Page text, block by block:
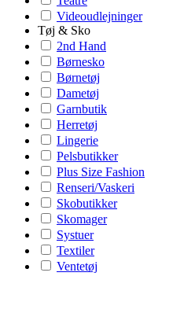
Videoudlejninger
Tøj & Sko
2nd Hand
Børnesko
Børnetøj
Dametøj
Garnbutik
Herretøj
Lingerie
Pelsbutikker
Plus Size Fashion
Renseri/Vaskeri
Skobutikker
Skomager
Systuer
Textiler
Ventetøj